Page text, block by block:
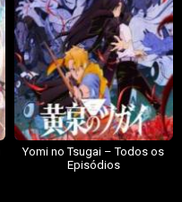
Yomi no Tsugai – Todos os
Episódios